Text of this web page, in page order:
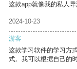
这款app就像我的私人
2024-10-23
游客
这款学习软件的学习方
式。我可以根据自己的